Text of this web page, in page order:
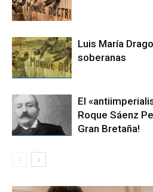
Luis María
soberanas
El
Roque Sáenz
Gran Bretaña!